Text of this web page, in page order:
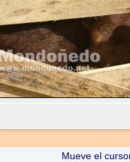
Mueve el